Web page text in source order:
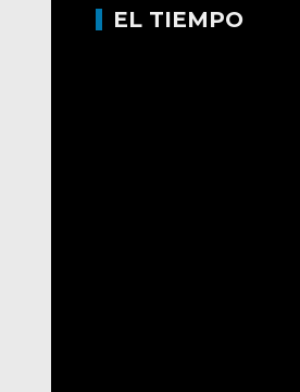
EL TIEMPO